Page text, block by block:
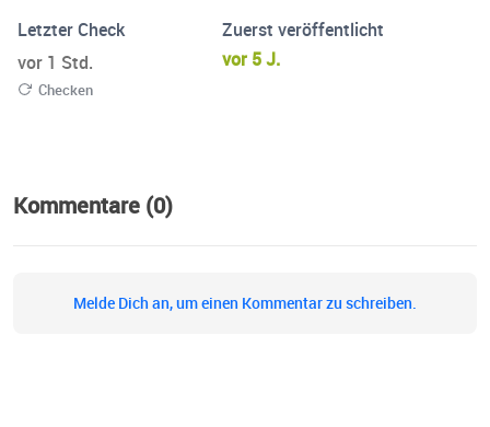
Letzter Check
vor 1 Std.
Checken
Zuerst veröffentlicht
vor 5 J.
Kommentare (0)
Melde Dich an, um einen Kommentar zu schreiben.